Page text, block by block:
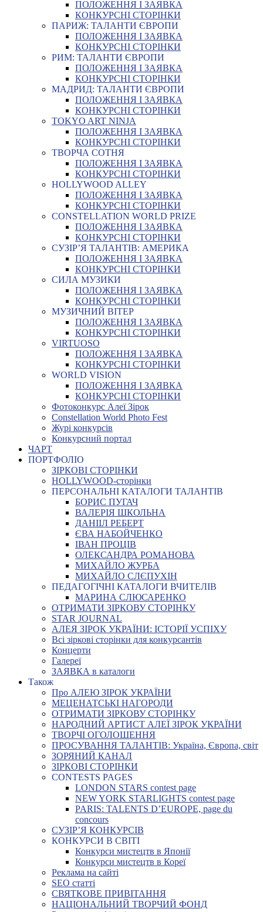
ПОЛОЖЕННЯ І ЗАЯВКА
КОНКУРСНІ СТОРІНКИ
ПАРИЖ: ТАЛАНТИ ЄВРОПИ
ПОЛОЖЕННЯ І ЗАЯВКА
КОНКУРСНІ СТОРІНКИ
РИМ: ТАЛАНТИ ЄВРОПИ
ПОЛОЖЕННЯ І ЗАЯВКА
КОНКУРСНІ СТОРІНКИ
МАДРИД: ТАЛАНТИ ЄВРОПИ
ПОЛОЖЕННЯ І ЗАЯВКА
КОНКУРСНІ СТОРІНКИ
TOKYO ART NINJA
ПОЛОЖЕННЯ І ЗАЯВКА
КОНКУРСНІ СТОРІНКИ
ТВОРЧА СОТНЯ
ПОЛОЖЕННЯ І ЗАЯВКА
КОНКУРСНІ СТОРІНКИ
HOLLYWOOD ALLEY
ПОЛОЖЕННЯ І ЗАЯВКА
КОНКУРСНІ СТОРІНКИ
CONSTELLATION WORLD PRIZE
ПОЛОЖЕННЯ І ЗАЯВКА
КОНКУРСНІ СТОРІНКИ
СУЗІР’Я ТАЛАНТІВ: АМЕРИКА
ПОЛОЖЕННЯ І ЗАЯВКА
КОНКУРСНІ СТОРІНКИ
СИЛА МУЗИКИ
ПОЛОЖЕННЯ І ЗАЯВКА
КОНКУРСНІ СТОРІНКИ
МУЗИЧНИЙ ВІТЕР
ПОЛОЖЕННЯ І ЗАЯВКА
КОНКУРСНІ СТОРІНКИ
VIRTUOSO
ПОЛОЖЕННЯ І ЗАЯВКА
КОНКУРСНІ СТОРІНКИ
WORLD VISION
ПОЛОЖЕННЯ І ЗАЯВКА
КОНКУРСНІ СТОРІНКИ
Фотоконкурс Алеї Зірок
Constellation World Photo Fest
Журі конкурсів
Конкурсний портал
ЧАРТ
ПОРТФОЛІО
ЗІРКОВІ СТОРІНКИ
HOLLYWOOD-сторінки
ПЕРСОНАЛЬНІ КАТАЛОГИ ТАЛАНТІВ
БОРИС ПУГАЧ
ВАЛЕРІЯ ШКОЛЬНА
ДАНІІЛ РЕБЕРТ
ЄВА НАБОЙЧЕНКО
ІВАН ПРОЦІВ
ОЛЕКСАНДРА РОМАНОВА
МИХАЙЛО ЖУРБА
МИХАЙЛО СЛЄПУХІН
ПЕДАГОГІЧНІ КАТАЛОГИ ВЧИТЕЛІВ
МАРИНА СЛЮСАРЕНКО
ОТРИМАТИ ЗІРКОВУ СТОРІНКУ
STAR JOURNAL
АЛЕЯ ЗІРОК УКРАЇНИ: ІСТОРІЇ УСПІХУ
Всі зіркові сторінки для конкурсантів
Концерти
Галереї
ЗАЯВКА в каталоги
Також
Про АЛЕЮ ЗІРОК УКРАЇНИ
МЕЦЕНАТСЬКІ НАГОРОДИ
ОТРИМАТИ ЗІРКОВУ СТОРІНКУ
НАРОДНИЙ АРТИСТ АЛЕЇ ЗІРОК УКРАЇНИ
ТВОРЧІ ОГОЛОШЕННЯ
ПРОСУВАННЯ ТАЛАНТІВ: Україна, Європа, світ
ЗОРЯНИЙ КАНАЛ
ЗІРКОВІ СТОРІНКИ
CONTESTS PAGES
LONDON STARS contest page
NEW YORK STARLIGHTS contest page
PARIS: TALENTS D’EUROPE, page du
concours
СУЗІР’Я КОНКУРСІВ
КОНКУРСИ В СВІТІ
Конкурси мистецтв в Японії
Конкурси мистецтв в Кореї
Реклама на сайті
SEO статті
СВЯТКОВЕ ПРИВІТАННЯ
НАЦІОНАЛЬНИЙ ТВОРЧИЙ ФОНД